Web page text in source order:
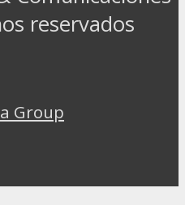
reservados
Group